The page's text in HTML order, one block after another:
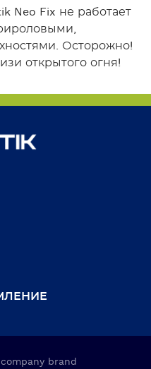
Neo Fix не работает
Осторожно!
открытого огня!
brand